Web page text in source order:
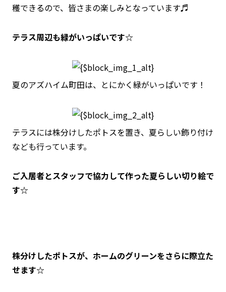
穫できるので、皆さまの楽しみとなっています♬
テラス周辺も緑がいっぱいです☆
夏のアズハイム町田は、とにかく緑がいっぱいです！
テラスには株分けしたポトスを置き、夏らしい飾り付け
なども行っています。
ご入居者とスタッフで協力して作った夏らしい切り絵で
す☆
株分けしたポトスが、ホームのグリーンをさらに際立た
せます☆